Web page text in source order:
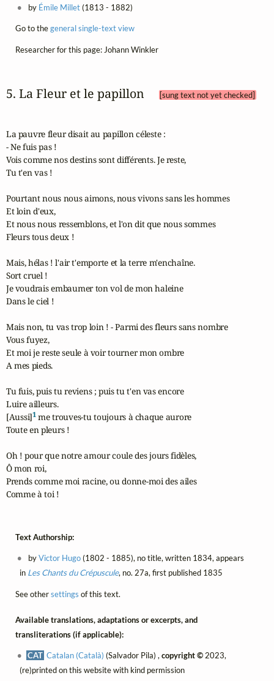
by Émile Millet(1813 - 1882)
Go to thegeneral single-text view
Researcher for this page: Johann Winkler
5. La Fleur et le papillon [sung text not yet checked]
La pauvre fleur disait au papillon céleste :
- Ne fuis pas !
Vois comme nos destins sont différents. Je reste,
Tu t'en vas !
Pourtant nous nous aimons, nous vivons sans les hommes
Et loin d'eux,
Et nous nous ressemblons, et l'on dit que nous sommes
Fleurs tous deux !
Mais, hélas ! l'air t'emporte et la terre m'enchaîne.
Sort cruel !
Je voudrais embaumer ton vol de mon haleine
Dans le ciel !
Mais non, tu vas trop loin ! - Parmi des fleurs sans nombre
Vous fuyez,
Et moi je reste seule à voir tourner mon ombre
A mes pieds.
Tu fuis, puis tu reviens ; puis tu t'en vas encore
Luire ailleurs.
[Aussi]1 me trouves-tu toujours à chaque aurore
Toute en pleurs !
Oh ! pour que notre amour coule des jours fidèles,
Ô mon roi,
Prends comme moi racine, ou donne-moi des ailes
Comme à toi !
Text Authorship:
byVictor Hugo(1802 - 1885), no title, written 1834, appears
in Les Chants du Crépuscule, no. 27a, first published 1835
See othersettings of this text.
Available translations, adaptations or excerpts, and
transliterations (if applicable):
CAT Catalan (Català) (Salvador Pila) ,copyright © 2023,
(re)printed on this website with kind permission